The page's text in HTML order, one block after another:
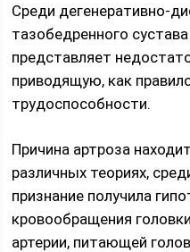
Среди дегенеративно-
тазобедренного
представляет
приводящую, как
трудоспособности.
Причина артроза
различных теориях,
признание получила
кровообращения
артерии, питающей